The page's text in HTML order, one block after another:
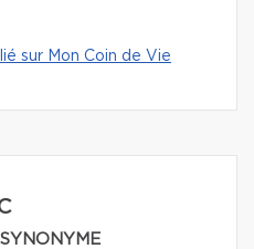
sur Mon Coin de Vie